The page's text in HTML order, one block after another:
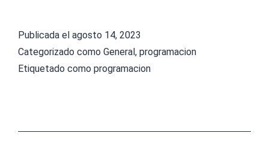
Publicada el agosto 14, 2023
Categorizado como General , programacion
Etiquetado como programacion